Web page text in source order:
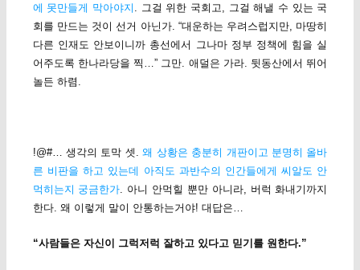
에 못만들게 막아야지
. 그걸 위한 국회고, 그걸 해낼 수 있는 국
회를 만드는 것이 선거 아닌가. “대운하는 우려스럽지만, 마땅히
다른 인재도 안보이니까 총선에서 그나마 정부 정책에 힘을 실
어주도록 한나라당을 찍…” 그만. 애덜은 가라. 뒷동산에서 뛰어
놀든 하렴.
!@#… 생각의 토막 셋.왜 상황은 충분히 개판이고 분명히 올바
른 비판을 하고 있는데 아직도 과반수의 인간들에게 씨알도 안
먹히는지 궁금한가 . 아니 안먹힐 뿐만 아니라, 버럭 화내기까지
한다. 왜 이렇게 말이 안통하는거야! 대답은…
“사람들은 자신이 그럭저럭 잘하고 있다고 믿기를 원한다.”